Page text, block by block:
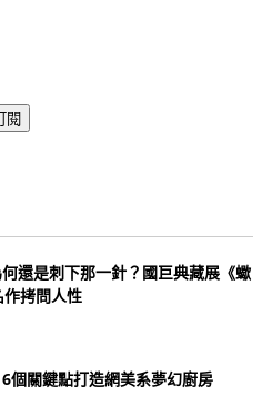
閱
還是刺下那一針？國巨典藏展《蠍
拷問人性
個關鍵點打造網美系夢幻廚房